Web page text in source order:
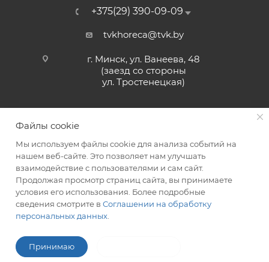
+375(29) 390-09-09
tvkhoreca@tvk.by
г. Минск, ул. Ванеева, 48
(заезд со стороны
ул. Тростенецкая)
2026 © ЗАО «ТВК»
Файлы cookie
Мы используем файлы cookie для анализа событий на
нашем веб-сайте. Это позволяет нам улучшать
взаимодействие с пользователями и сам сайт.
Продолжая просмотр страниц сайта, вы принимаете
условия его использования. Более подробные
сведения смотрите в Соглашении на обработку
персональных данных
Принимаю